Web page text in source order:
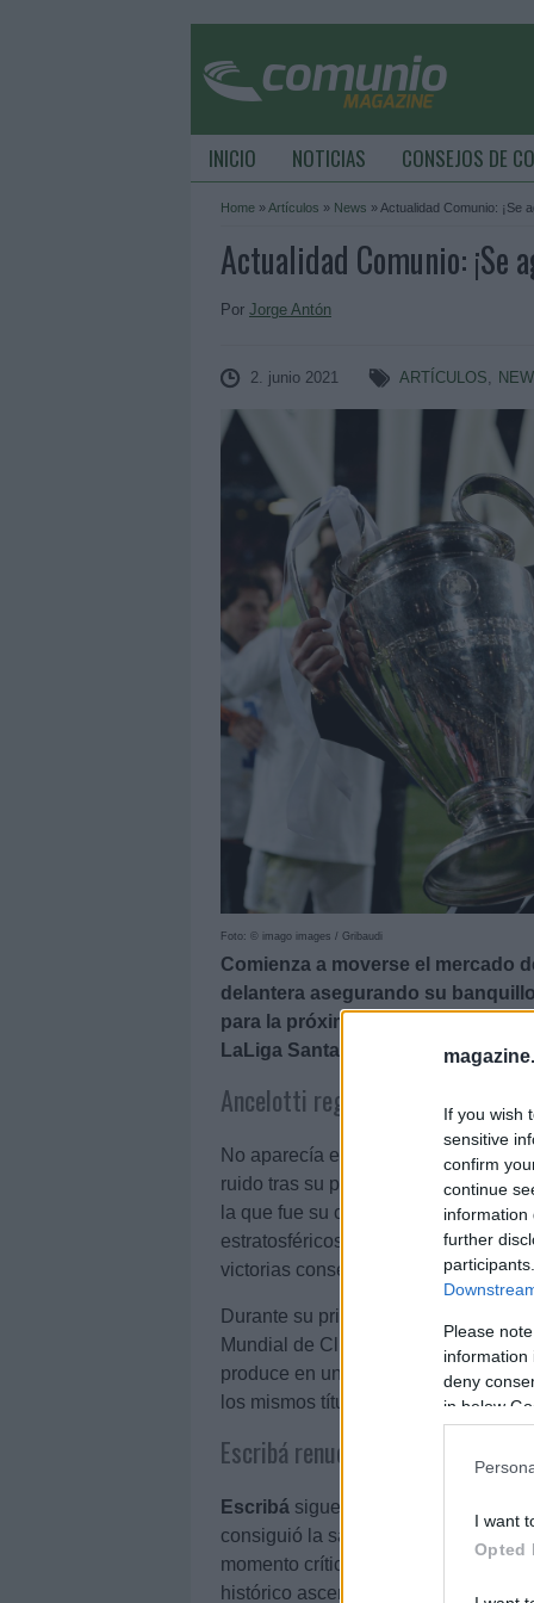
If you wish
sensitive
confirm
continue
information
further
Please
information
deny
in below
I want
Opted
INICIO NOTICIAS CONSEJOS DE
Home »Artículos » News » Actualidad Comunio: ¡Se
Actualidad Comunio: ¡Se
Por Jorge Antón
2. junio 2021 ARTÍCULOS,
Foto: © imago images / Gribaudi
Comienza a moverse el mercado
delantera asegurando su
para la próxima temporada. Estas
LaLiga Santander.
Ancelotti regresa al Madrid
No aparecía en las quinielas. Carlo
ruido tras su paso por Bayern
la que fue su casa entre 2013 y
estratosféricos. Consiguió un74,7%
victorias consecutivas.
Durante su primer paso por el
Mundial de Clubes, una Copa del
produce en un momento difícil y de
los mismos títulos.
Escribá renueva con el Elche
Escribá sigue agrandando su figura
consiguió la salvación en la última
momento crítico. Esta fue la tercera
histórico ascenso que también